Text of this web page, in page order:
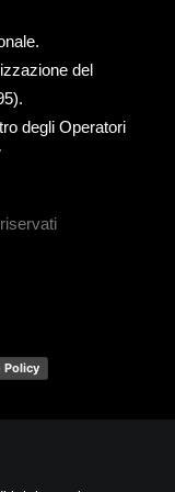
del
degli Operatori
Policy